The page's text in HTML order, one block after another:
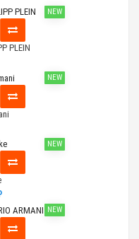
NEW
PLEIN
NEW
NEW
NEW